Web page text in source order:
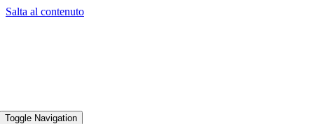
Salta al contenuto
Toggle Navigation